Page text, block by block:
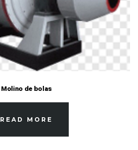
Molino de bolas
READ MORE